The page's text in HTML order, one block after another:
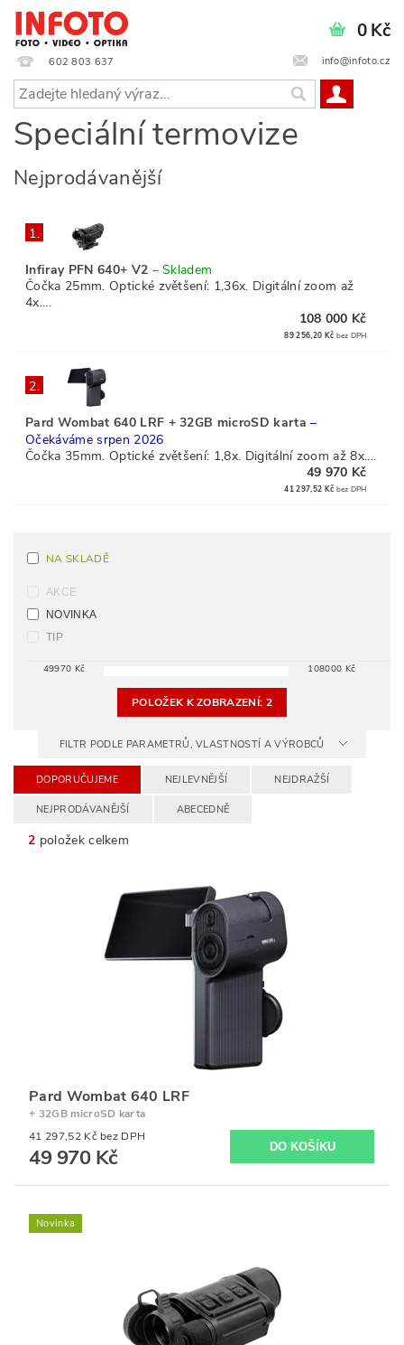
602 803 637 info@infoto.cz
0 Kč
Speciální termovize
Nejprodávanější
1.
Infiray PFN 640+ V2 –Skladem
Čočka 25mm. Optické zvětšení: 1,36x. Digitální zoom až
4x....
108 000 Kč
89 256,20 Kč bez DPH
2.
Pard Wombat 640 LRF + 32GB microSD karta–
Očekáváme srpen 2026
Čočka 35mm. Optické zvětšení: 1,8x. Digitální zoom až 8x....
49 970 Kč
41 297,52 Kč bez DPH
NA SKLADĚ
AKCE
NOVINKA
TIP
49970 Kč 108000 Kč
POLOŽEK K ZOBRAZENÍ: 2
FILTR PODLE PARAMETRŮ, VLASTNOSTÍ A VÝROBCŮ
DOPORUČUJEME NEJLEVNĚJŠÍ NEJDRAŽŠÍ
NEJPRODÁVANĚJŠÍ ABECEDNĚ
2 položek celkem
Pard Wombat 640 LRF
+ 32GB microSD karta
41 297,52 Kč bez DPH
49 970 Kč
Novinka